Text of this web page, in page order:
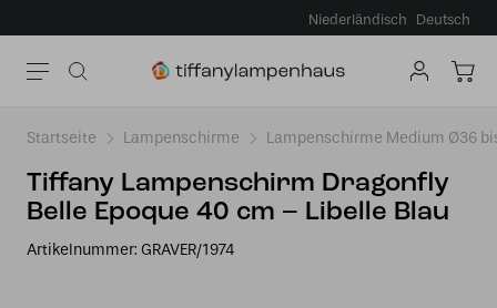
Niederländisch Deutsch
Startseite Lampenschirme Lampenschirme Medium Ø36
Tiffany Lampenschirm Dragonfly
Belle Epoque 40 cm – Libelle Blau
Artikelnummer: GRAVER/1974